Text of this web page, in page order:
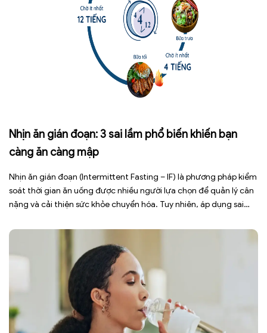
Nhịn ăn gián đoạn: 3 sai lầm phổ biến khiến bạn
càng ăn càng mập
Nhịn ăn gián đoạn (Intermittent Fasting – IF) là phương pháp kiểm
soát thời gian ăn uống được nhiều người lựa chọn để quản lý cân
nặng và cải thiện sức khỏe chuyển hóa. Tuy nhiên, áp dụng sai
sức, mất cơ […]